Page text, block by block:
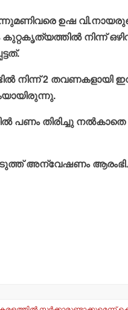
ഉഷ
നിന്ന്
നിന്ന് 2 തവണകളായി
പണം തിരിച്ചു നല്‍കാതെ
അന്വേഷണം